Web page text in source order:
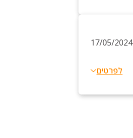
17/05/2024
לפרטים